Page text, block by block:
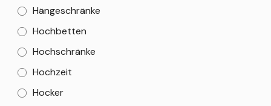
Hängeschränke
Hochbetten
Hochschränke
Hochzeit
Hocker